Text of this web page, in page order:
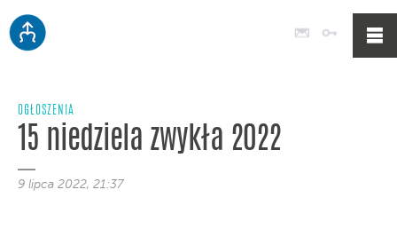
Poczta
OGŁOSZENIA
15 niedziela zwykła 2022
9 lipca 2022, 21:37